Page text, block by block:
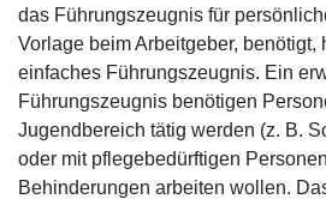
das Führungszeugnis für
Vorlage beim Arbeitgeber, benötigt,
einfaches Führungszeugnis. Ein
Führungszeugnis benötigen
Jugendbereich tätig werden (z. B.
oder mit pflegebedürftigen
Behinderungen arbeiten wollen.